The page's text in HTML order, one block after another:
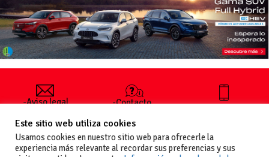
-Aviso legal
generales
de uso
-Contacto
publicar un
anuncio
-Vende+
+34 627 35
Este sitio web utiliza cookies
Usamos cookies en nuestro sitio web para ofrecerle la
experiencia más relevante al recordar sus preferencias y sus